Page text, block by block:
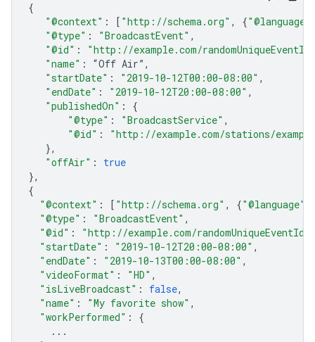
{
"@context" : [ "http://schema.org" , {"@language"
"@type" : "BroadcastEvent" ,
"@id" :
"http://example.com/
"name" : “Off Air” ,
"startDate" : "2019-10-12T00:00-08:00" ,
"endDate" : "2019-10-12T20:00-08:00" ,
"publishedOn" :
{
"@type" : "BroadcastService" ,
"@id" :
"http://example.com/stations/
},
"offAir" :
true
},
{
"@context" : [ "http://schema.org" , {"@language"
"@type" : "BroadcastEvent" ,
"@id" :
"http://example.com/
"startDate" : "2019-10-12T20:00-08:00" ,
"endDate" : "2019-10-13T00:00-08:00" ,
"videoFormat" : "HD" ,
"isLiveBroadcast" : false,
"name" : "My favorite show" ,
"workPerformed" :
{
...